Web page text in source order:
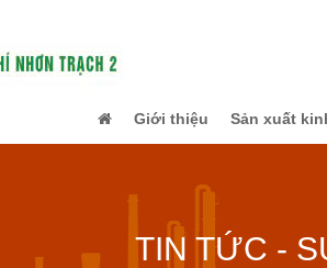
Giới thiệu Sản xuất
TIN TỨC -